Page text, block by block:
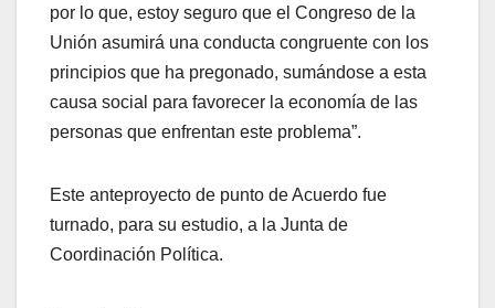
por lo que, estoy seguro que el Congreso de la
Unión asumirá una conducta congruente con los
principios que ha pregonado, sumándose a esta
causa social para favorecer la economía de las
personas que enfrentan este problema”.
Este anteproyecto de punto de Acuerdo fue
turnado, para su estudio, a la Junta de
Coordinación Política.